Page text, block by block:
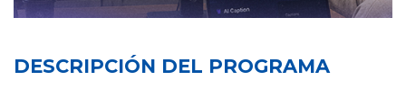
DESCRIPCIÓN DEL PROGRAMA